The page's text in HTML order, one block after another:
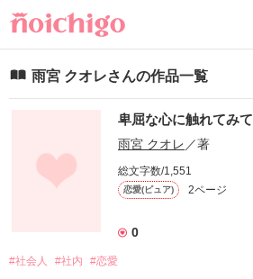
雨宮 クオレさんの作品一覧
卑屈な心に触れてみて
雨宮 クオレ ／著
総文字数/1,551
恋愛(ピュア) 2ページ
0
#社会人 #社内 #恋愛